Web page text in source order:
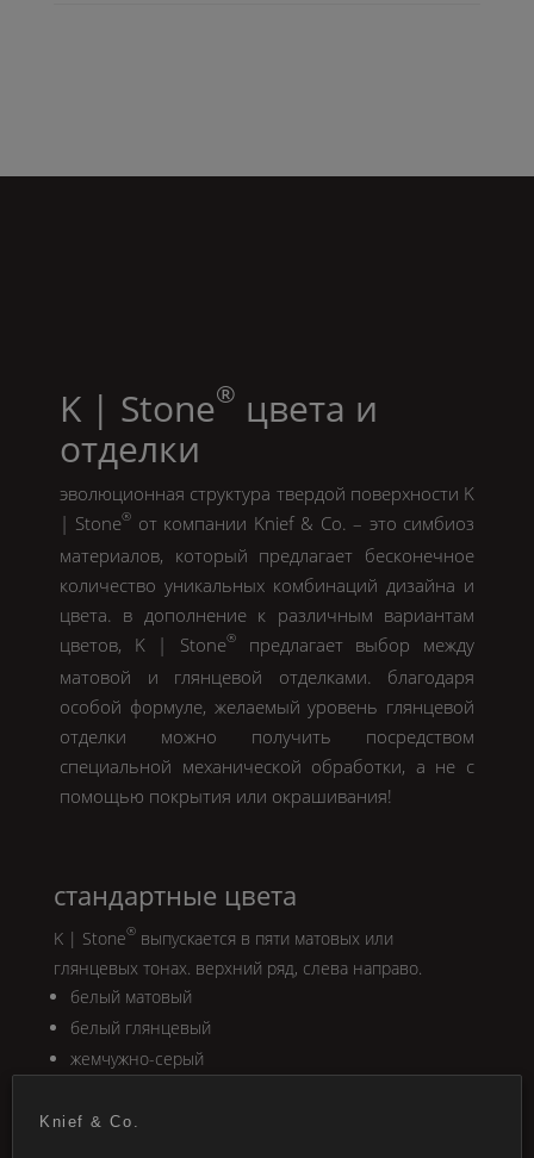
K | Stone® цвета и
отделки
эволюционная структура твердой поверхности K
| Stone® от компании Knief & Co. – это симбиоз
материалов, который предлагает бесконечное
количество уникальных комбинаций дизайна и
цвета. в дополнение к различным вариантам
цветов, K | Stone®
предлагает выбор между
матовой и глянцевой отделками. благодаря
особой формуле, желаемый уровень глянцевой
отделки можно получить посредством
специальной механической обработки, а не с
помощью покрытия или окрашивания!
стандартные цвета
K | Stone®выпускается в пяти матовых или
глянцевых тонах. верхний ряд, слева направо.
белый матовый
белый глянцевый
жемчужно-серый
черный
Knief & Co.